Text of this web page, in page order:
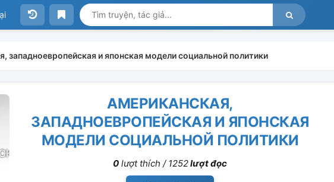
западноевропейская и японская модели социальной политики
АМЕРИКАНСКАЯ,
ЗАПАДНОЕВРОПЕЙСКАЯ И ЯПОНСКАЯ
МОДЕЛИ СОЦИАЛЬНОЙ ПОЛИТИКИ
0 lượt thích / 1252lượt đọc